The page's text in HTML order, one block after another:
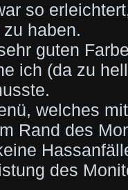
so
haben.
guten
ich (da zu
welches
Rand des
des